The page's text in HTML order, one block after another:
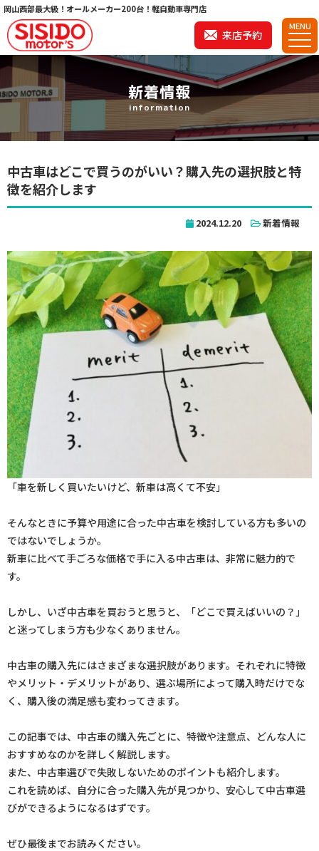
岡山西部最大級！オールメーカー200台！軽自動車専門店
来店予約
MENU
新着情報
information
中古車はどこで買うのがいい？購入先の選択肢と特
徴を紹介します
2024.12.20 新着情報
「車を新しく買いたいけど、新車は高くて不安」
そんなときに予算や用途に合った中古車を検討している方も多いの
ではないでしょうか。
新車に比べて手ごろな価格で手に入る中古車は、非常に魅力的で
す。
しかし、いざ中古車を買おうと思うと、「どこで買えばいいの？」
と迷ってしまう方も少なくありません。
中古車の購入先にはさまざまな選択肢があります。それぞれに特徴
やメリット・デメリットがあり、選ぶ場所によって購入時だけでな
く、購入後の満足感も変わってきます。
この記事では、中古車の購入先ごとに、特徴や注意点、どんな人に
おすすめなのかを詳しく解説します。
また、中古車選びで失敗しないためのポイントも紹介します。
これを読めば、自分に合った購入先が見つかり、安心して中古車選
びができるようになるはずです。
ぜひ最後までお読みください。